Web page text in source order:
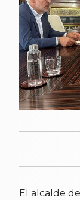
El alcalde